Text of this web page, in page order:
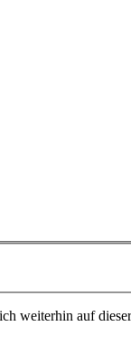
weiterhin auf